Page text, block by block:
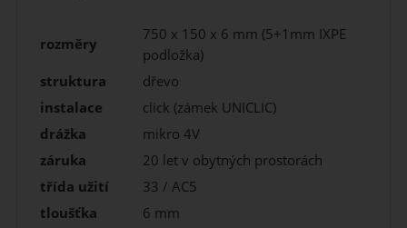
rozměry
750 x 150 x 6 mm (5+1mm IXPE
podložka)
struktura
dřevo
instalace
click (zámek UNICLIC)
drážka
mikro 4V
záruka
20 let v obytných prostorách
třída užití
33 / AC5
tloušťka
6 mm